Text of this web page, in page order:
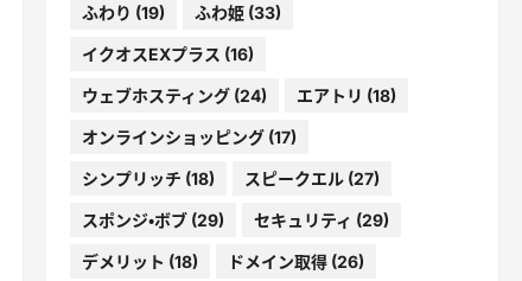
ふわり (19) ふわ姫(33)
イクオスEXプラス (16)
ウェブホスティング(24) エアトリ (18)
オンラインショッピング(17)
シンプリッチ (18) スピークエル(27)
スポンジ・ボブ(29) セキュリティ (29)
デメリット (18) ドメイン取得(26)